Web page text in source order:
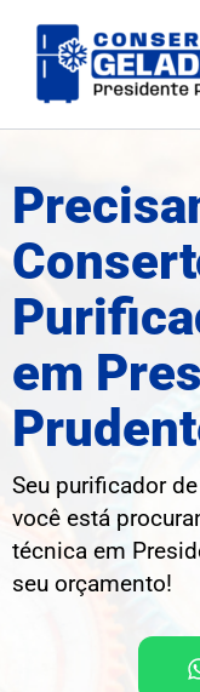
para
em
Seu purificador
você está
técnica em
seu orçamento!